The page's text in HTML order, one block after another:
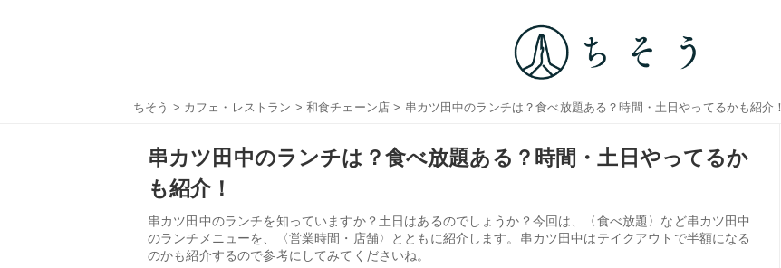
ちそう > カフェ・レストラン > 和食チェーン店 > 串カツ田中のランチは？食べ放題ある？時間・土日やってるかも紹介！
串カツ田中のランチは？食べ放題ある？時間・土日やってるか
も紹介！
串カツ田中のランチを知っていますか？土日はあるのでしょうか？今回は、〈食べ放題〉など串カツ田中
のランチメニューを、〈営業時間・店舗〉とともに紹介します。串カツ田中はテイクアウトで半額になる
のかも紹介するので参考にしてみてくださいね。